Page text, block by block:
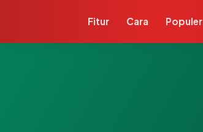
Fitur Cara Populer